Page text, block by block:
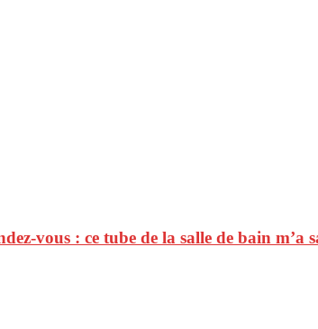
vous : ce tube de la salle de bain m’a